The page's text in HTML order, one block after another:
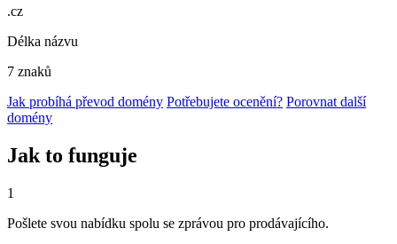
.cz
Délka názvu
7 znaků
Jak probíhá převod domény Potřebujete ocenění? Porovnat další
domény
Jak to funguje
1
Pošlete svou nabídku spolu se zprávou pro prodávajícího.